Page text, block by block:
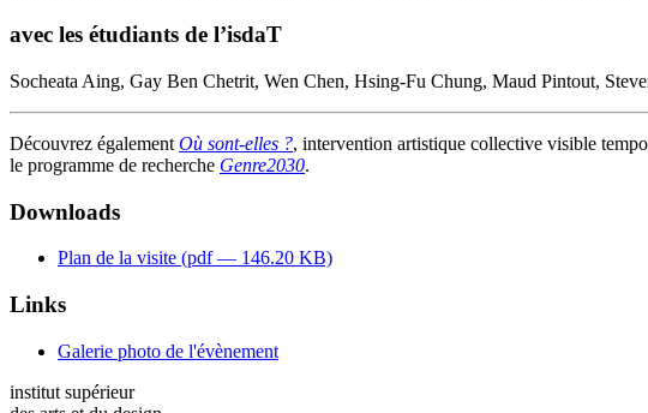
avec les étudiants de l’isdaT
Socheata Aing, Gay Ben Chetrit, Wen Chen, Hsing-Fu Chung, Maud Pintout,
Découvrez également Où sont-elles ?, intervention artistique collective visible
le programme de recherche Genre2030.
Downloads
Plan de la visite (pdf— 146.20 KB)
Links
Galerie photo de l'évènement
institut supérieur